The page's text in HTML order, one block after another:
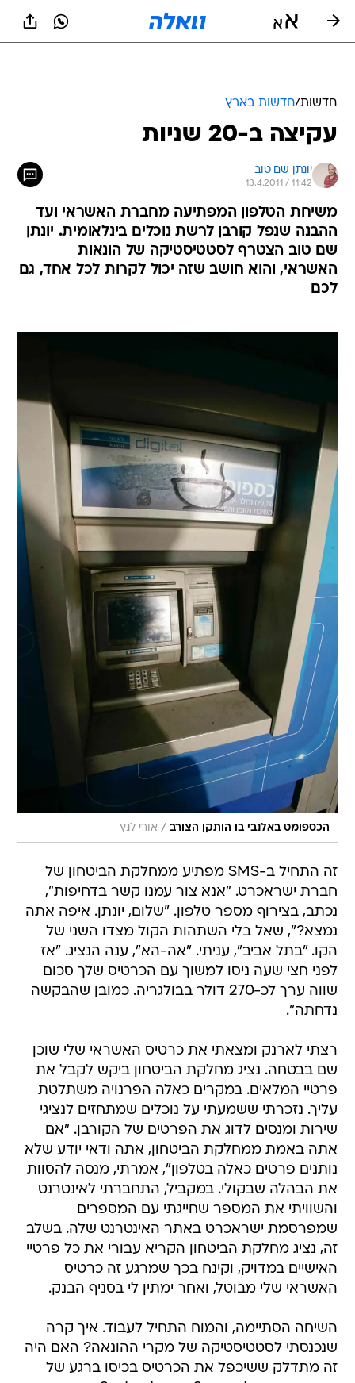
חדשות/חדשות בארץ
עקיצה ב-20 שניות
יונתן שם טוב
13.4.2011 / 11:42
משיחת הטלפון המפתיעה מחברת האשראי ועד
ההבנה שנפל קורבן לרשת נוכלים בינלאומית. יונתן
שם טוב הצטרף לסטטיסטיקה של הונאות
האשראי, והוא חושב שזה יכול לקרות לכל אחד, גם
לכם
הכספומט באלנבי בו הותקן הצורב / אורי לנץ
זה התחיל ב-SMS מפתיע ממחלקת הביטחון של
חברת ישראכרט. "אנא צור עמנו קשר בדחיפות",
נכתב, בצירוף מספר טלפון. "שלום, יונתן. איפה אתה
נמצא?", שאל בלי השתהות הקול מצדו השני של
הקו. "בתל אביב", עניתי. "אה-הא", ענה הנציג. "אז
לפני חצי שעה ניסו למשוך עם הכרטיס שלך סכום
שווה ערך לכ-270 דולר בבולגריה. כמובן שהבקשה
נדחתה".
רצתי לארנק ומצאתי את כרטיס האשראי שלי שוכן
שם בבטחה. נציג מחלקת הביטחון ביקש לקבל את
פרטיי המלאים. במקרים כאלה הפרנויה משתלטת
עליך. נזכרתי ששמעתי על נוכלים שמתחזים לנציגי
שירות ומנסים לדוג את הפרטים של הקורבן. "אם
אתה באמת ממחלקת הביטחון, אתה ודאי יודע שלא
נותנים פרטים כאלה בטלפון", אמרתי, מנסה להסוות
את הבהלה שבקולי. במקביל, התחברתי לאינטרנט
והשוויתי את המספר שחייגתי עם המספרים
שמפרסמת ישראכרט באתר האינטרנט שלה. בשלב
זה, נציג מחלקת הביטחון הקריא עבורי את כל פרטיי
האישיים במדויק, וקינח בכך שמרגע זה כרטיס
האשראי שלי מבוטל, ואחר ימתין לי בסניף הבנק.
השיחה הסתיימה, והמוח התחיל לעבוד. איך קרה
שנכנסתי לסטטיסטיקה של מקרי ההונאה? האם היה
זה מתדלק ששיכפל את הכרטיס בכיסו ברגע של